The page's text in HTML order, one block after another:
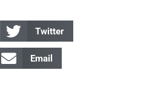
Twitter
Email